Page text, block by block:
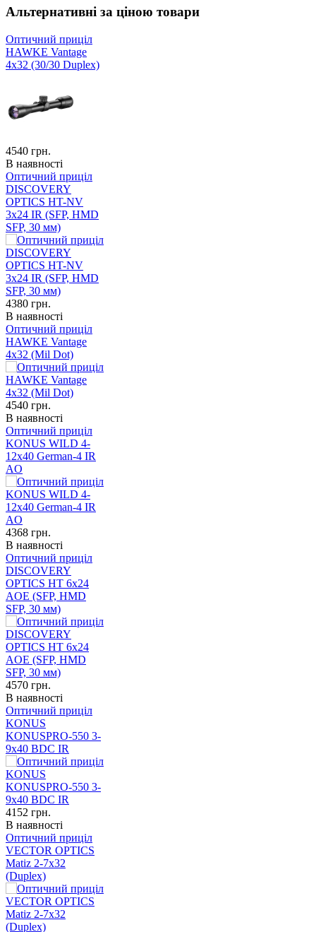
Альтернативні за ціною товари
Оптичний приціл
HAWKE Vantage
4x32 (30/30 Duplex)
4540 грн.
В наявності
Оптичний приціл
DISCOVERY
OPTICS HT-NV
3x24 IR (SFP, HMD
SFP, 30 мм)
4380 грн.
В наявності
Оптичний приціл
HAWKE Vantage
4x32 (Mil Dot)
4540 грн.
В наявності
Оптичний приціл
KONUS WILD 4-
12x40 German-4 IR
AO
4368 грн.
В наявності
Оптичний приціл
DISCOVERY
OPTICS HT 6x24
AOE (SFP, HMD
SFP, 30 мм)
4570 грн.
В наявності
Оптичний приціл
KONUS
KONUSPRO-550 3-
9x40 BDC IR
4152 грн.
В наявності
Оптичний приціл
VECTOR OPTICS
Matiz 2-7x32
(Duplex)